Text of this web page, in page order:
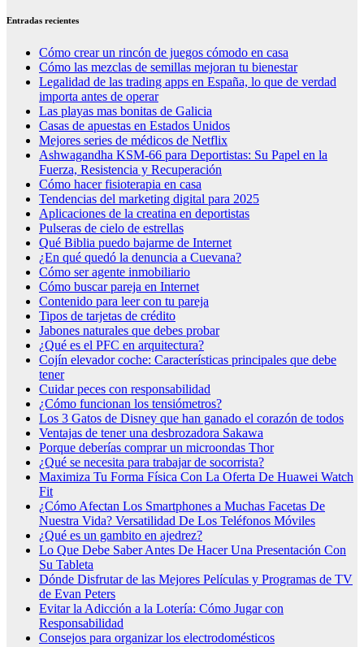
Entradas recientes
Cómo crear un rincón de juegos cómodo en casa
Cómo las mezclas de semillas mejoran tu bienestar
Legalidad de las trading apps en España, lo que de verdad
importa antes de operar
Las playas mas bonitas de Galicia
Casas de apuestas en Estados Unidos
Mejores series de médicos de Netflix
Ashwagandha KSM-66 para Deportistas: Su Papel en la
Fuerza, Resistencia y Recuperación
Cómo hacer fisioterapia en casa
Tendencias del marketing digital para 2025
Aplicaciones de la creatina en deportistas
Pulseras de cielo de estrellas
Qué Biblia puedo bajarme de Internet
¿En qué quedó la denuncia a Cuevana?
Cómo ser agente inmobiliario
Cómo buscar pareja en Internet
Contenido para leer con tu pareja
Tipos de tarjetas de crédito
Jabones naturales que debes probar
¿Qué es el PFC en arquitectura?
Cojín elevador coche: Características principales que debe
tener
Cuidar peces con responsabilidad
¿Cómo funcionan los tensiómetros?
Los 3 Gatos de Disney que han ganado el corazón de todos
Ventajas de tener una desbrozadora Sakawa
Porque deberías comprar un microondas Thor
¿Qué se necesita para trabajar de socorrista?
Maximiza Tu Forma Física Con La Oferta De Huawei Watch
Fit
¿Cómo Afectan Los Smartphones a Muchas Facetas De
Nuestra Vida? Versatilidad De Los Teléfonos Móviles
¿Qué es un gambito en ajedrez?
Lo Que Debe Saber Antes De Hacer Una Presentación Con
Su Tableta
Dónde Disfrutar de las Mejores Películas y Programas de TV
de Evan Peters
Evitar la Adicción a la Lotería: Cómo Jugar con
Responsabilidad
Consejos para organizar los electrodomésticos